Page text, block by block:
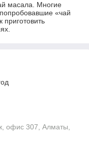
масала. Многие
«чай
офис 307, Алматы,